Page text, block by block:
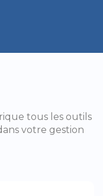
tous les outils
votre gestion